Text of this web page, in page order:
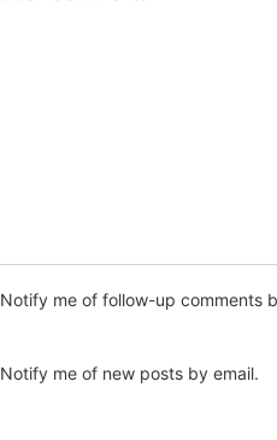
Notify me of follow-up comments
Notify me of new posts by email.